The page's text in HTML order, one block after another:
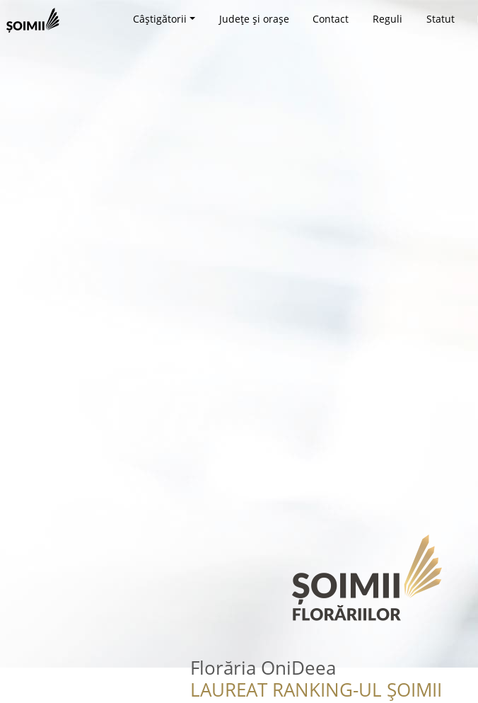
Câștigătorii Județe și orașe Contact Reguli Statut
Florăria OniDeea
LAUREAT RANKING-UL ȘOIMII